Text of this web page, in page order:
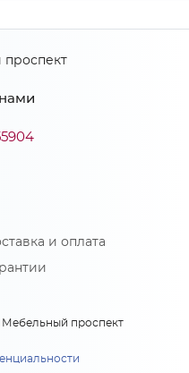
Белый глянец
и оплата
Мебельный проспект